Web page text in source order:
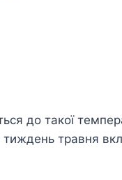
до такої
тиждень травня